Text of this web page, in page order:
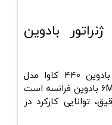
بادوین
موتور به‌کاررفته در دیزل ژنراتور بادوین 440 کاوا مدل
6M21G440/5 از سری موتورهای 6M21 بادوین فرانسه است
توانایی کارکرد در